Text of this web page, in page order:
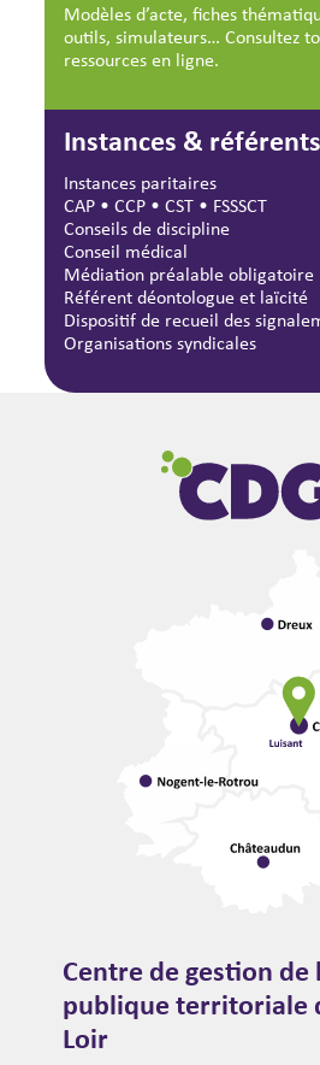
Modèles d’acte, fiches
outils, simulateurs… Consultez
ressources en ligne.
Instances & référents
Instances paritaires
CAP •CCP •CST • FSSSCT
Conseils de discipline
Conseil médical
Médiation préalable obligatoire
Référent déontologue et laïcité
Dispositif de recueil des
Organisations syndicales
Centre de gestion
publique territoriale
Loir